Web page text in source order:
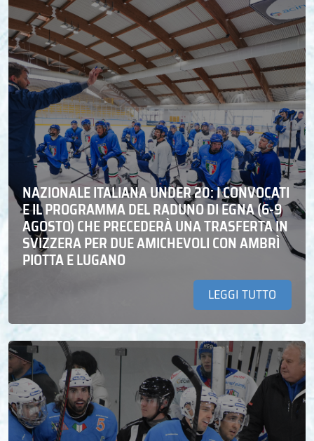
NAZIONALE ITALIANA UNDER 20: I CONVOCATI
E IL PROGRAMMA DEL RADUNO DI EGNA (6-9
AGOSTO) CHE PRECEDERÀ UNA TRASFERTA IN
SVIZZERA PER DUE AMICHEVOLI CON AMBRÌ
PIOTTA E LUGANO
LEGGI TUTTO